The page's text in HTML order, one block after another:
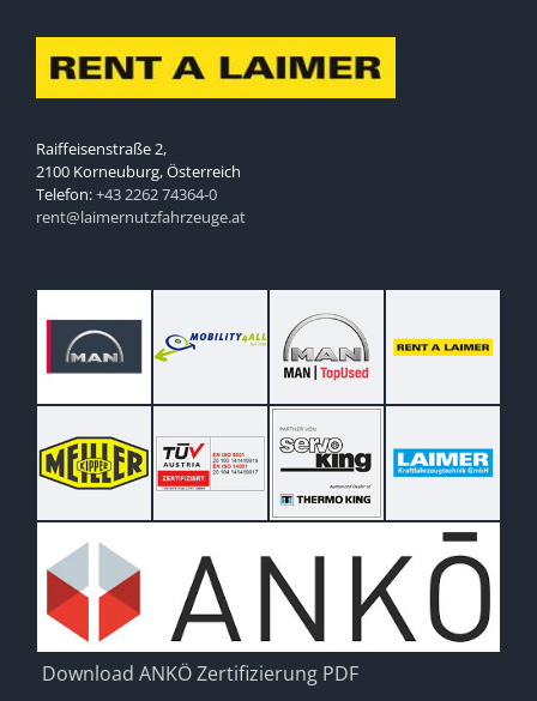
Raiffeisenstraße 2,
2100 Korneuburg, Österreich
Telefon:+43 2262 74364-0
rent@laimernutzfahrzeuge.at
Download ANKÖ Zertifizierung PDF